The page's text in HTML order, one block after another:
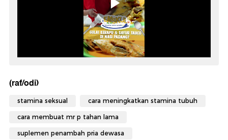
(raf/odi)
stamina seksual cara meningkatkan stamina tubuh
cara membuat mr p tahan lama
suplemen penambah pria dewasa